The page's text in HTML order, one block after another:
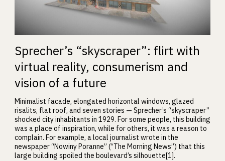
Sprecher’s “skyscraper”: flirt with
virtual reality, consumerism and
vision of a future
Minimalist facade, elongated horizontal windows, glazed
risalits, flat roof, and seven stories — Sprecher’s “skyscraper”
shocked city inhabitants in 1929. For some people, this building
was a place of inspiration, while for others, it was a reason to
complain. For example, a local journalist wrote in the
newspaper “Nowiny Poranne” (“The Morning News”) that this
large building spoiled the boulevard’s silhouette[1].